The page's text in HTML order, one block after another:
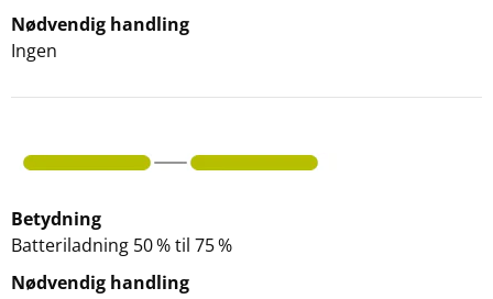
Nødvendig handling
Ingen
Betydning
Batteriladning 50 % til 75 %
Nødvendig handling